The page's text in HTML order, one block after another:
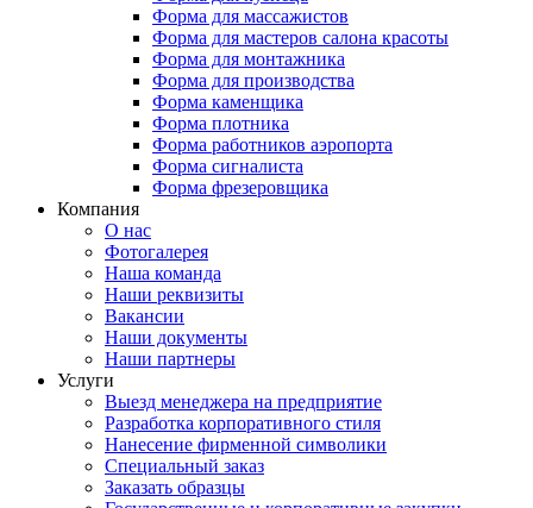
Форма для массажистов
Форма для мастеров салона красоты
Форма для монтажника
Форма для производства
Форма каменщика
Форма плотника
Форма работников аэропорта
Форма сигналиста
Форма фрезеровщика
Компания
О нас
Фотогалерея
Наша команда
Наши реквизиты
Вакансии
Наши документы
Наши партнеры
Услуги
Выезд менеджера на предприятие
Разработка корпоративного стиля
Нанесение фирменной символики
Специальный заказ
Заказать образцы